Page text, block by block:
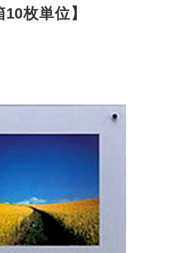
枚単位】